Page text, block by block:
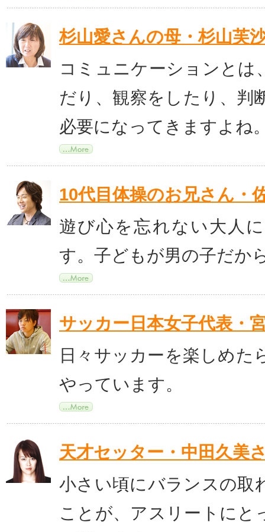
杉山愛さんの母・杉山芙
コミュニケーションとは
だり、観察をしたり、判
必要になってきますよね
10代目体操のお兄さん・
遊び心を忘れない大人
す。子どもが男の子だか
サッカー日本女子代表・
日々サッカーを楽しめた
やっています。
天才セッター・中田久美
小さい頃にバランスの取
ことが、アスリートにと